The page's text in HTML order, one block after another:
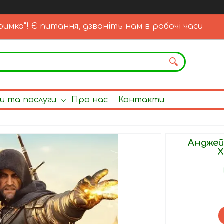
Є питання, дзвоніть нам в робочі часи
та послуги Про нас Контакти